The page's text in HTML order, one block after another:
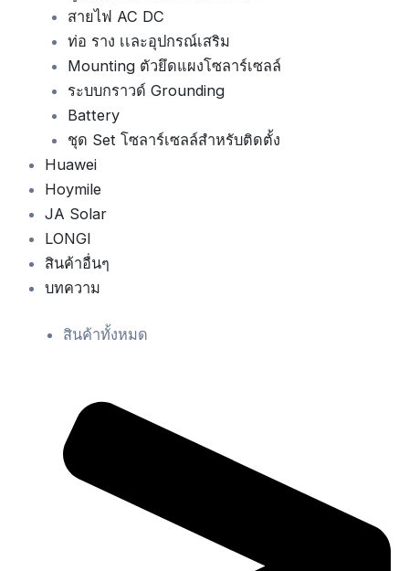
สายไฟ AC DC
ท่อ ราง เเละอุปกรณ์เสริม
Mounting ตัวยึดแผงโซลาร์เซลล์
ระบบกราวด์ Grounding
Battery
ชุด Set โซลาร์เซลล์สำหรับติดตั้ง
Huawei
Hoymile
JA Solar
LONGI
สินค้าอื่นๆ
บทความ
สินค้าทั้งหมด